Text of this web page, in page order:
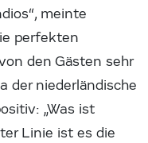
meinte
perfekten
den Gästen sehr
der niederländische
„Was ist
Linie ist es die